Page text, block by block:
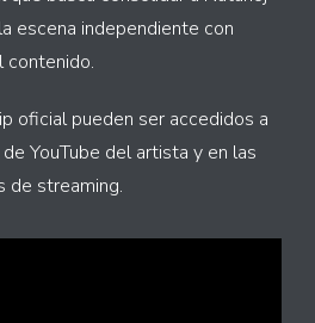
escena independiente con
contenido.
oficial pueden ser accedidos a
YouTube del artista y en las
de streaming.